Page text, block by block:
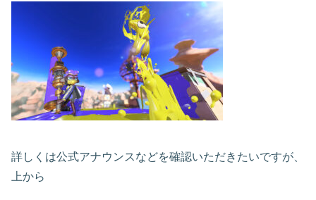
詳しくは公式アナウンスなどを確認いただきたいですが、
上から